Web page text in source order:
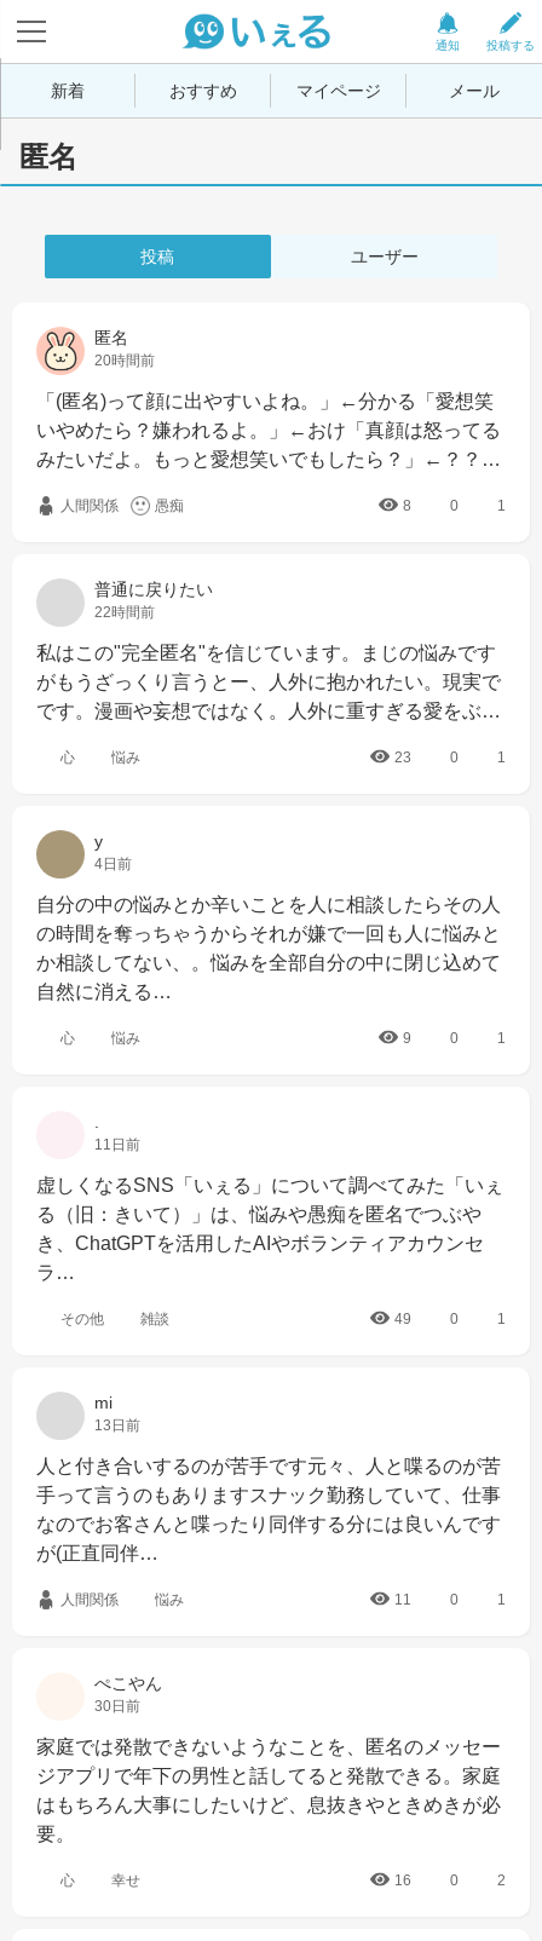
投稿する
通知
新着 おすすめ マイページ メール
匿名
投稿 ユーザー
匿名
20時間前
「(匿名)って顔に出やすいよね。」←分かる「愛想笑
いやめたら？嫌われるよ。」←おけ「真顔は怒ってる
みたいだよ。もっと愛想笑いでもしたら？」←？？…
人間関係 愚痴 8 0 1
普通に戻りたい
22時間前
私はこの"完全匿名"を信じています。まじの悩みです
がもうざっくり言うとー、人外に抱かれたい。現実で
です。漫画や妄想ではなく。人外に重すぎる愛をぶ…
心 悩み 23 0 1
y
4日前
自分の中の悩みとか辛いことを人に相談したらその人
の時間を奪っちゃうからそれが嫌で一回も人に悩みと
か相談してない、。悩みを全部自分の中に閉じ込めて
自然に消える…
心 悩み 9 0 1
11日前
虚しくなるSNS「いぇる」について調べてみた「いぇ
る（旧：きいて）」は、悩みや愚痴を匿名でつぶや
き、ChatGPTを活用したAIやボランティアカウンセ
ラ…
その他 雑談 49 0 1
mi
13日前
人と付き合いするのが苦手です元々、人と喋るのが苦
手って言うのもありますスナック勤務していて、仕事
なのでお客さんと喋ったり同伴する分には良いんです
が(正直同伴…
人間関係 悩み 11 0 1
ぺこやん
30日前
家庭では発散できないようなことを、匿名のメッセー
ジアプリで年下の男性と話してると発散できる。家庭
はもちろん大事にしたいけど、息抜きやときめきが必
要。
心 幸せ 16 0 2